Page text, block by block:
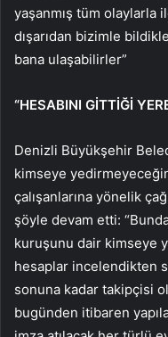
yaşanmış tüm olaylarla
dışarıdan bizimle
bana ulaşabilirler”
“HESABINI GİTTİĞİ
Denizli Büyükşehir
kimseye
çalışanlarına yönelik
şöyle devam etti:
kuruşunu dair kimseye
hesaplar incelendikten
sonuna kadar takipçisi
bugünden itibaren